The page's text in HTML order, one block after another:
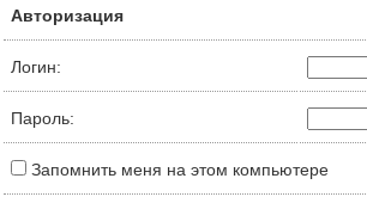
Авторизация
Логин:
Пароль:
Запомнить меня на этом компьютере